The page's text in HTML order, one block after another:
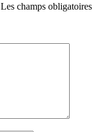
Les champs obligatoires